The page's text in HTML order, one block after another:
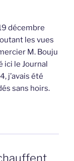
décembre
les vues
M. Bouju
ici le Journal
j’avais été
sans hoirs.